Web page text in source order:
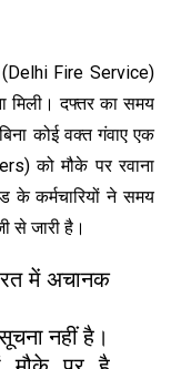
(Delhi Fire Service)
मिली। दफ्तर का समय
कोई वक्त गंवाए एक
को मौके पर रवाना
के कर्मचारियों ने समय
से जारी है।
में अचानक
नहीं है।